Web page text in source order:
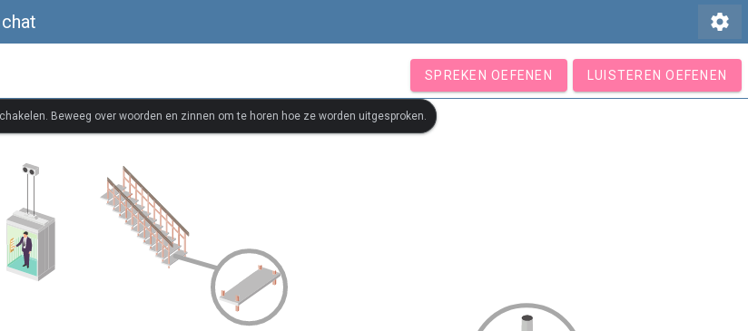
settings
SPREKEN OEFENEN LUISTEREN OEFENEN
Beweeg over woorden en zinnen om te horen hoe ze worden uitgesproken.